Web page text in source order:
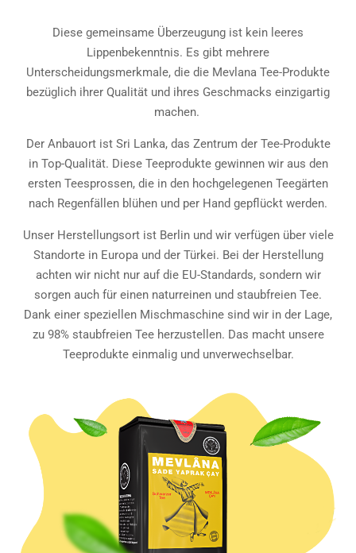
Diese gemeinsame Überzeugung ist kein leeres
Lippenbekenntnis. Es gibt mehrere
Unterscheidungsmerkmale, die die Mevlana Tee-Produkte
bezüglich ihrer Qualität und ihres Geschmacks einzigartig
machen.
Der Anbauort ist Sri Lanka, das Zentrum der Tee-Produkte
in Top-Qualität. Diese Teeprodukte gewinnen wir aus den
ersten Teesprossen, die in den hochgelegenen Teegärten
nach Regenfällen blühen und per Hand gepflückt werden.
Unser Herstellungsort ist Berlin und wir verfügen über viele
Standorte in Europa und der Türkei. Bei der Herstellung
achten wir nicht nur auf die EU-Standards, sondern wir
sorgen auch für einen naturreinen und staubfreien Tee.
Dank einer speziellen Mischmaschine sind wir in der Lage,
zu 98% staubfreien Tee herzustellen. Das macht unsere
Teeprodukte einmalig und unverwechselbar.